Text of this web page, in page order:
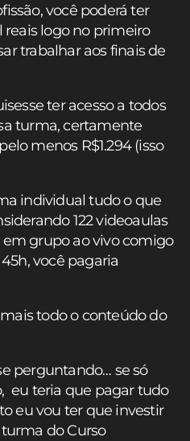
você poderá ter
reais logo no primeiro
trabalhar aos finais de
ter acesso a todos
turma, certamente
menos R$1.294 (isso
individual tudo o que
122 videoaulas
grupo ao vivo comigo
você pagaria
todo o conteúdo do
perguntando… se só
eu teria que pagar tudo
eu vou ter que investir
do Curso